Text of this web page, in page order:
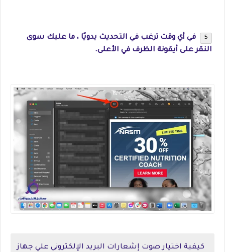
في أي وقت ترغب في التحديث يدويًا ، ما عليك سوى
النقر على أيقونة الظرف في الأعلى.
كيفية اختيار صوت إشعارات البريد الإلكتروني علي جهاز